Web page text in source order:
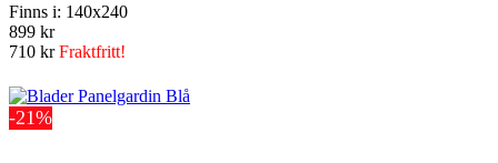
Finns i: 140x240
899 kr
710 krFraktfritt!
-21%